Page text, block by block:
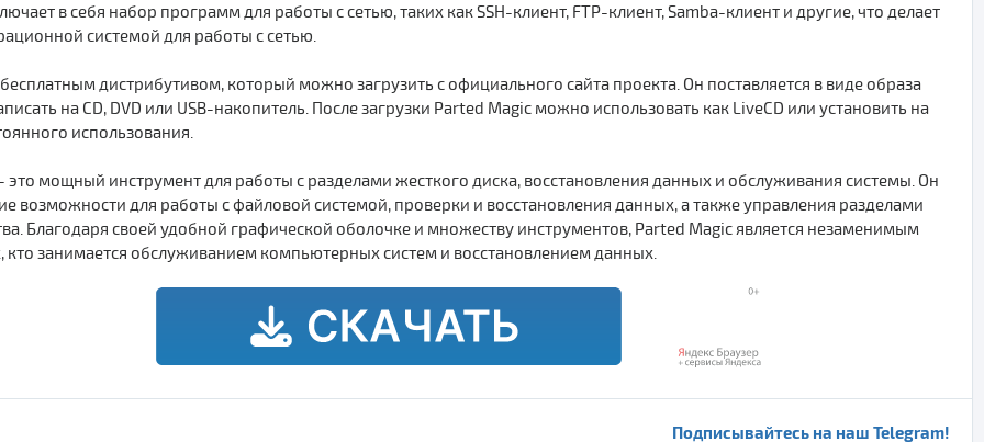
в себя набор программ для работы с сетью, таких как SSH-клиент, FTP-клиент, Samba-клиент и другие, что делает
системой для работы с сетью.
дистрибутивом, который можно загрузить с официального сайта проекта. Он поставляется в виде образа
на CD, DVD или USB-накопитель. После загрузки Parted Magic можно использовать как LiveCD или установить на
использования.
это мощный инструмент для работы с разделами жесткого диска, восстановления данных и обслуживания системы. Он
возможности для работы с файловой системой, проверки и восстановления данных, а также управления разделами
Благодаря своей удобной графической оболочке и множеству инструментов, Parted Magic является незаменимым
кто занимается обслуживанием компьютерных систем и восстановлением данных.
Подписывайтесь на наш Telegram!